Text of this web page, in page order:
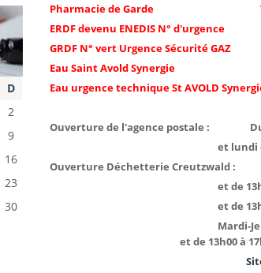
D
2
9
16
23
30
Pharmacie de Garde Tél.
ERDF devenu ENEDIS N° d'urgence
GRDF N° vert Urgence Sécurité GAZ
Eau Saint Avold Synergie Tél.
Eau urgence technique St AVOLD
Ouverture de l'agence postale : Du
et lundi et mercredi
Ouverture Déchetterie Creutzwald :
et de 13h30 à 18h00
et de 13h30 à 17h00
Mardi-Jeudi-Vendredi
et de 13h00 à 17h00 (de